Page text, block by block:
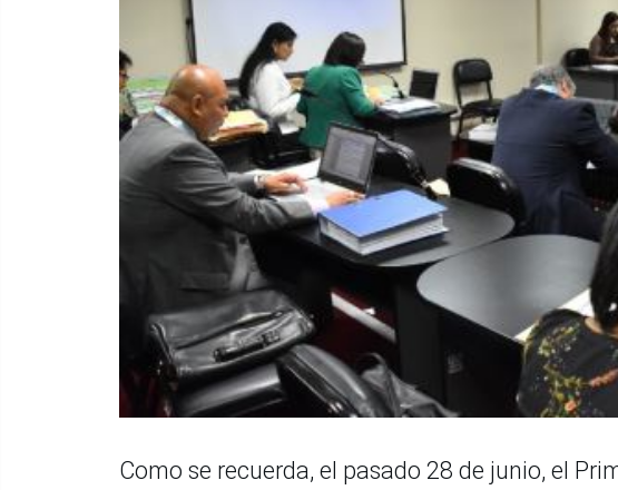
Como se recuerda, el pasado 28 de junio, el